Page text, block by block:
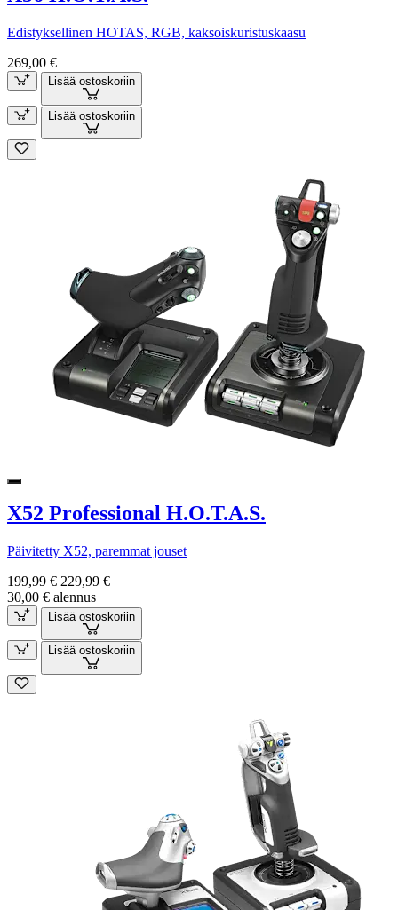
Edistyksellinen HOTAS, RGB, kaksoiskuristuskaasu
269,00 €
Lisää ostoskoriin
Lisää ostoskoriin
X52 Professional H.O.T.A.S.
Päivitetty X52, paremmat jouset
199,99 € 229,99 €
30,00 € alennus
Lisää ostoskoriin
Lisää ostoskoriin